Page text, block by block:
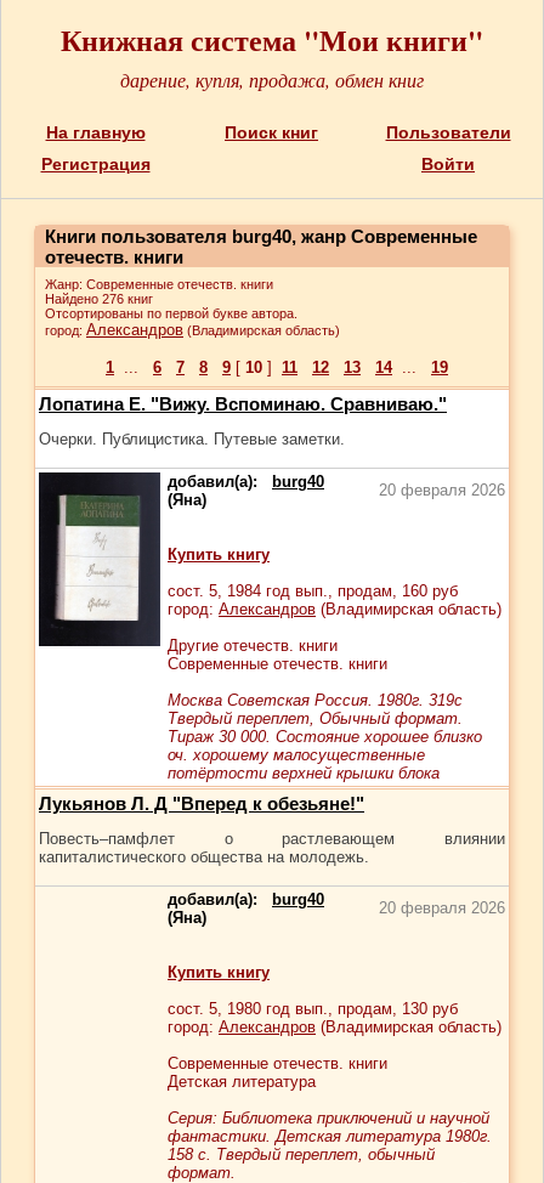
Книжная система "Мои книги"
дарение, купля, продажа, обмен книг
На главную Поиск книг
Пользователи
Регистрация
Войти
Книги пользователя burg40, жанр Современные
отечеств. книги
Жанр: Современные отечеств. книги
Найдено 276 книг
Отсортированы по первой букве автора.
город: Александров (Владимирская область)
1 ... 6 7 8 9 [ 10 ] 11 12 13 14... 19
Лопатина Е. "Вижу. Вспоминаю. Сравниваю."
Очерки. Публицистика. Путевые заметки.
добавил(а):
burg40
(Яна)
20 февраля 2026
Купить книгу
сост. 5, 1984 год вып., продам, 160 руб
город: Александров (Владимирская область)
Другие отечеств. книги
Современные отечеств. книги
Москва Советская Россия. 1980г. 319с
Твердый переплет, Обычный формат.
Тираж 30 000. Состояние хорошее близко
оч. хорошему малосущественные
потёртости верхней крышки блока
Лукьянов Л. Д "Вперед к обезьяне!"
Повесть–памфлет о растлевающем влиянии
капиталистического общества на молодежь.
добавил(а):
burg40
(Яна)
20 февраля 2026
Купить книгу
сост. 5, 1980 год вып., продам, 130 руб
город: Александров (Владимирская область)
Современные отечеств. книги
Детская литература
Серия: Библиотека приключений и научной
фантастики. Детская литература 1980г.
158 с. Твердый переплет, обычный
формат.